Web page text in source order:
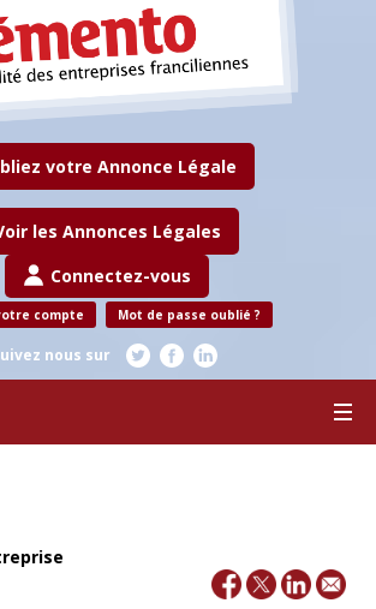
votre Annonce Légale
les Annonces Légales
Connectez-vous
compte Mot de passe oublié ?
nous sur